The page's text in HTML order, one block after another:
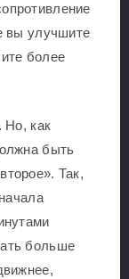
вы улучшите
более
Но, как
быть
Так,
больше